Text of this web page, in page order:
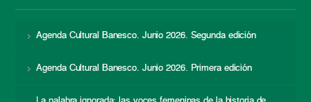
Agenda Cultural Banesco. Junio 2026. Segunda edición
Agenda Cultural Banesco. Junio 2026. Primera edición